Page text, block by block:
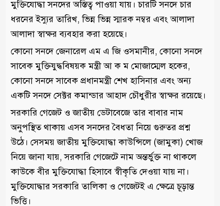
মুক্তিযোদ্ধা সনদের অস্তিত্ব পাওয়া যায়। চারটি সনদে চার
ধরনের ইস্যুর তারিখ, ভিন্ন ভিন্ন স্মারক নম্বর এবং আলাদা
আলাদা স্বাক্ষর ব্যবহার করা হয়েছে।
কোনো সনদে জেনারেল এম এ জি ওসমানীর, কোনো সনদে
সাবেক মুক্তিযুদ্ধবিষয়ক মন্ত্রী আ ক ম মোজাম্মেল হকের,
কোনো সনদে সাবেক প্রধানমন্ত্রী শেখ হাসিনার এবং অন্য
একটি সনদে সেক্টর কমান্ডার আহাদ চৌধুরীর স্বাক্ষর রয়েছে।
সরকারি গেজেট ও জাতীয় ডেটাবেজে তার বাবার নাম
অনুপস্থিত থাকায় এসব সনদের বৈধতা নিয়ে গুরুতর প্রশ্ন
উঠে। সেসময় জাতীয় মুক্তিযোদ্ধা কাউন্সিলে (জামুকা) খোজ
নিয়ে জানা যায়, সরকারি গেজেটে নাম অন্তর্ভুক্ত না থাকলে
কাউকে বীর মুক্তিযোদ্ধা হিসাবে স্বীকৃতি দেওয়া যায় না।
মুক্তিযোদ্ধার সরকারি তালিকা ও গেজেটই এ ক্ষেত্রে চূড়ান্ত
ভিত্তি।